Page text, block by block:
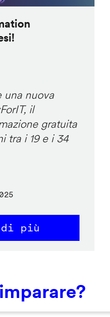
una nuova
il
gratuita
tra i 19 e i 34
di più